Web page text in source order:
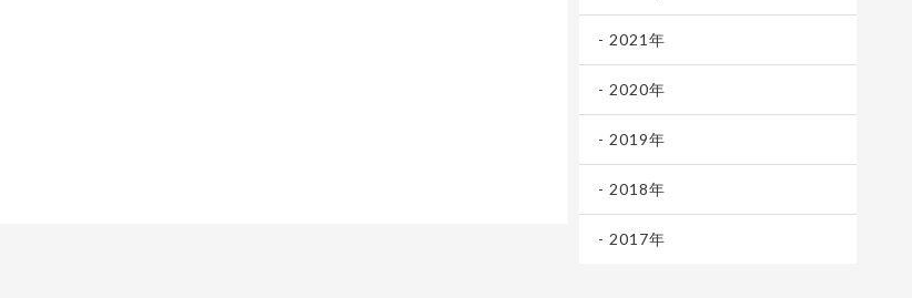
- 2021年
- 2020年
- 2019年
- 2018年
- 2017年